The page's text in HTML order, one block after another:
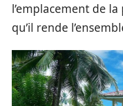
l’emplacement de
qu’il rende